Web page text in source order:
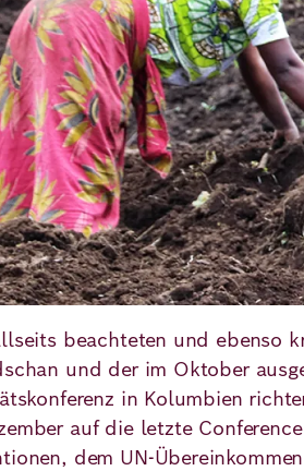
beachteten und ebenso
und der im Oktober
in Kolumbien
auf die letzte
dem UN-